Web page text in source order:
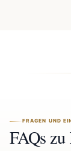
FRAGEN UND
FAQs